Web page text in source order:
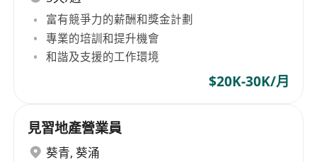
富有競爭力的薪酬和獎金計劃
專業的培訓和提升機會
和諧及支援的工作環境
$20K-30K/月
見習地產營業員
葵青, 葵涌